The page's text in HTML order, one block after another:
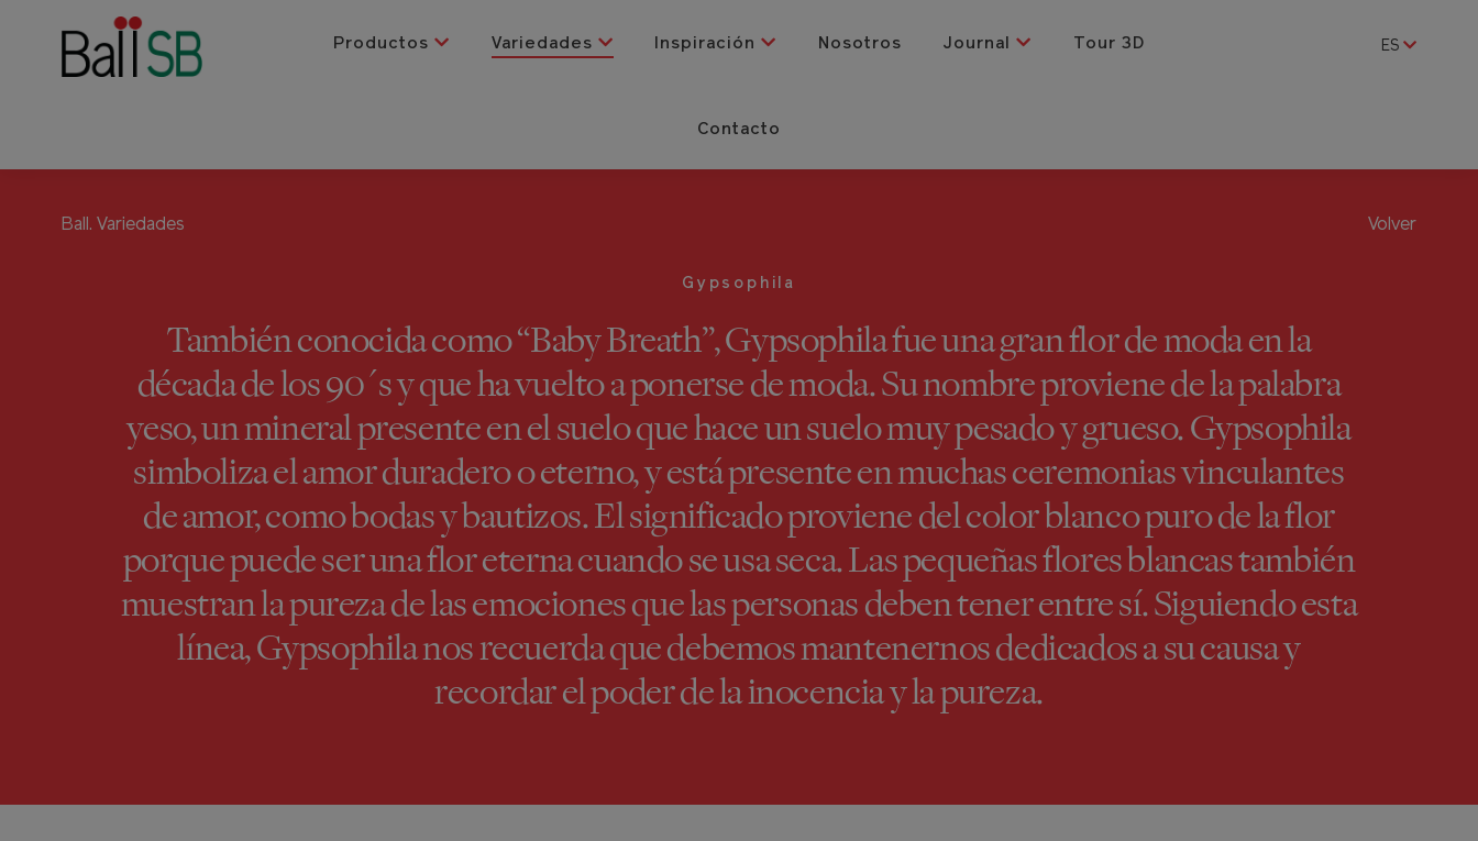
Productos Variedades Inspiración Nosotros Journal Tour 3D
Contacto
ES
Ball. Variedades Volver
Gypsophila
También conocida como “Baby Breath”, Gypsophila fue una gran flor de moda en la
década de los 90´s y que ha vuelto a ponerse de moda. Su nombre proviene de la palabra
yeso, un mineral presente en el suelo que hace un suelo muy pesado y grueso. Gypsophila
simboliza el amor duradero o eterno, y está presente en muchas ceremonias vinculantes
de amor, como bodas y bautizos. El significado proviene del color blanco puro de la flor
porque puede ser una flor eterna cuando se usa seca. Las pequeñas flores blancas también
muestran la pureza de las emociones que las personas deben tener entre sí. Siguiendo esta
línea, Gypsophila nos recuerda que debemos mantenernos dedicados a su causa y
recordar el poder de la inocencia y la pureza.